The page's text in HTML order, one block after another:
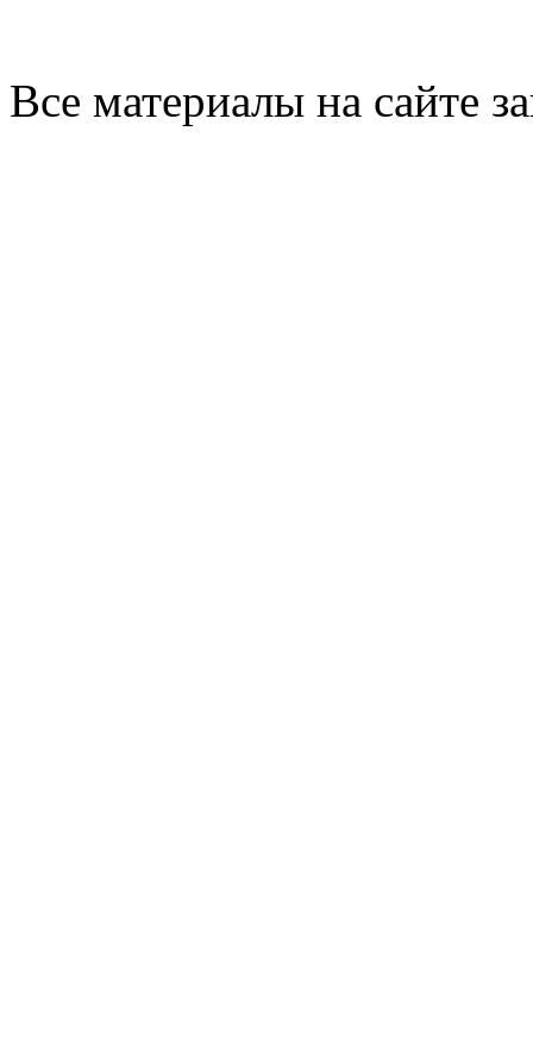
Все материалы на сайте